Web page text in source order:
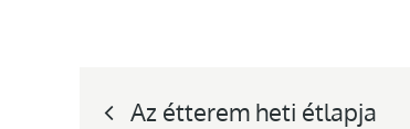
Bejegyzés
Az étterem heti étlapja